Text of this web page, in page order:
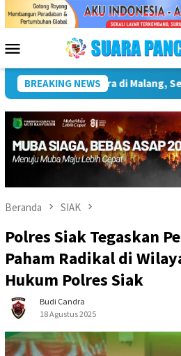
Menu
Mobile
BREAKING NEWS
Kebudayaan Wakil
Beranda SIAK
Polres Siak Tegaskan
Paham Radikal di
Hukum Polres Siak
Budi Candra
18 Agustus 2025